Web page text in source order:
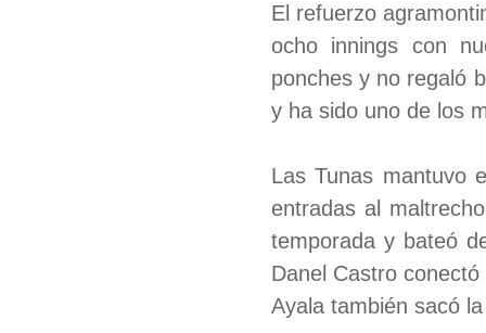
El refuerzo
ocho innings con
ponches y no regaló
y ha sido uno de los
Las Tunas mantuvo
entradas al
temporada y bateó
Danel Castro
Ayala también sacó